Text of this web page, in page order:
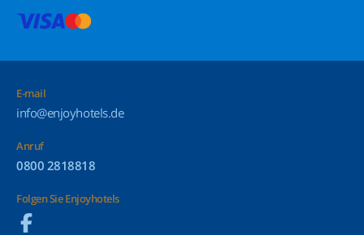
E-mail
info@enjoyhotels.de
Anruf
0800 2818818
Folgen Sie Enjoyhotels